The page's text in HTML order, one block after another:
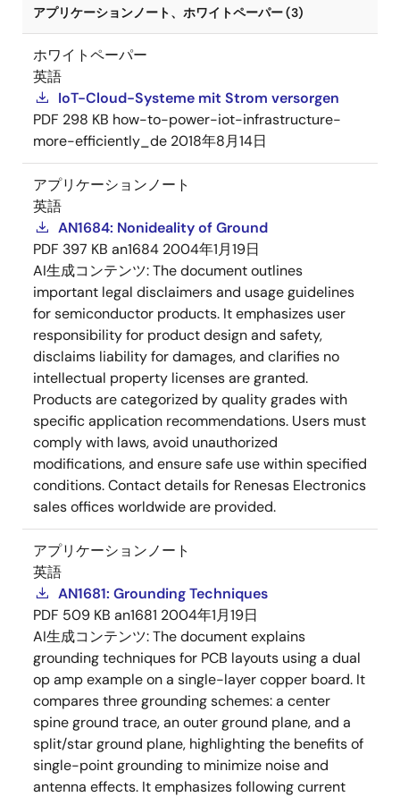
アプリケーションノート、ホワイトペーパー (3)
ホワイトペーパー
英語
IoT-Cloud-Systeme mit Strom versorgen
PDF 298 KB how-to-power-iot-infrastructure-
more-efficiently_de 2018年8月14日
アプリケーションノート
英語
AN1684: Nonideality of Ground
PDF 397 KB an1684 2004年1月19日
AI生成コンテンツ:The document outlines
important legal disclaimers and usage guidelines
for semiconductor products. It emphasizes user
responsibility for product design and safety,
disclaims liability for damages, and clarifies no
intellectual property licenses are granted.
Products are categorized by quality grades with
specific application recommendations. Users must
comply with laws, avoid unauthorized
modifications, and ensure safe use within specified
conditions. Contact details for Renesas Electronics
sales offices worldwide are provided.
アプリケーションノート
英語
AN1681: Grounding Techniques
PDF 509 KB an1681 2004年1月19日
AI生成コンテンツ:The document explains
grounding techniques for PCB layouts using a dual
op amp example on a single-layer copper board. It
compares three grounding schemes: a center
spine ground trace, an outer ground plane, and a
split/star ground plane, highlighting the benefits of
single-point grounding to minimize noise and
antenna effects. It emphasizes following current